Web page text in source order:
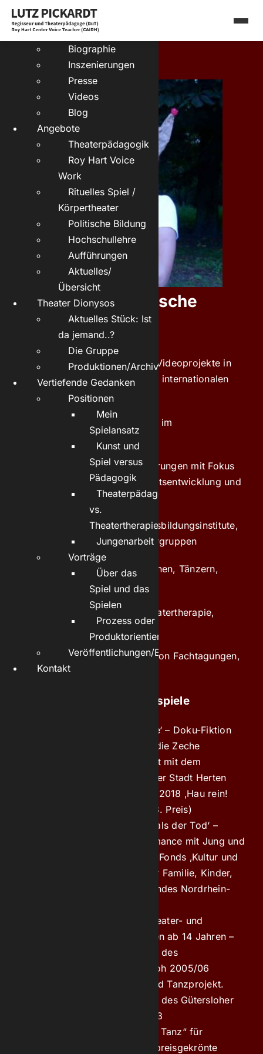
Skip
content
Theaterpädagogische
Angebote
Masken-, Theater-, Tanz- und Videoprojekte in
nationalen, multikulturellen und internationalen
Kontexten
Arbeit mit Zielgruppen aller Art im
soziokulturellen Feld
Theaterpädagogische Inszenierungen mit Fokus
auf Partizipation, Persönlichkeitsentwicklung und
Fort- und Weiterbildung für Ausbildungsinstitute,
Hochschulen und Freie Theatergruppen
Zusammenarbeit mit Musikerinnen, Tänzern,
Videokünstlern und Autorinnen
Einzelarbeit in Schauspiel, Theatertherapie,
Konzeption und Koordination von Fachtagungen,
Moderation
Ausgewählte Projekt-Beispiele
‚Geschichte(n) ohne Kohle‘ – Doku-Fiktion
über das Leben rund um die Zeche
Westerholt, ausgezeichnet mit dem
Jugendkulturpreis 2016 der Stadt Herten
und dem Geschichtspreis 2018 ‚Hau rein!
Bergbau im Ruhrgebiet‘ (3. Preis)
‚Nur die Liebe ist stärker als der Tod‘ –
Theater- und Tanzperformance mit Jung und
Alt – gefördert durch den Fonds ‚Kultur und
Alter‘ des Ministeriums für Familie, Kinder,
Jugend und Sport des Landes Nordrhein-
„Krieg der Welten?!“ – Theater- und
Videoprojekt für Menschen ab 14 Jahren –
reisgekrönte Projektidee des
Kultursekretariats Gütersloh 2005/06
„Saved“ – Ein Theater- und Tanzprojekt.
reisgekrönte Projektidee des Gütersloher
Kultursekretariats 2002/03
„Wild Love – Theater trifft Tanz“ für
Menschen ab 14 Jahren, preisgekrönte
English:
Zu Mir
Biographie
Inszenierungen
Presse
Videos
Blog
Angebote
Theaterpädagogik
Roy Hart Voice
Work
Rituelles Spiel /
Körpertheater
Politische Bildung
Hochschullehre
Aufführungen
Aktuelles/
Übersicht
Theater Dionysos
Aktuelles Stück: Ist
da jemand..?
Die Gruppe
Produktionen/Archiv
Vertiefende Gedanken
Positionen
Mein
Spielansatz
Kunst und
Spiel versus
Pädagogik
Theaterpädagogik
vs.
Theatertherapie
Jungenarbeit
Vorträge
Über das
Spiel und das
Spielen
Prozess oder
Produktorientierung?
Veröffentlichungen/Essays
Kontakt